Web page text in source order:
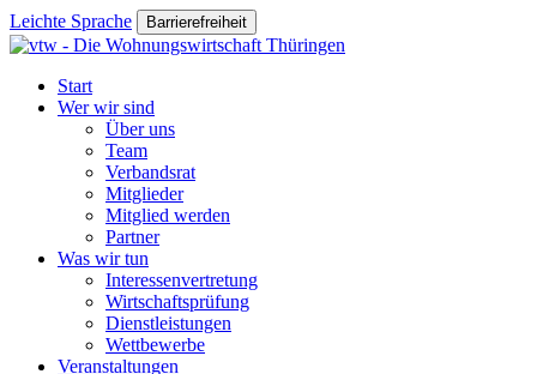
Leichte Sprache Barrierefreiheit
Start
Wer wir sind
Über uns
Team
Verbandsrat
Mitglieder
Mitglied werden
Partner
Was wir tun
Interessenvertretung
Wirtschaftsprüfung
Dienstleistungen
Wettbewerbe
Veranstaltungen